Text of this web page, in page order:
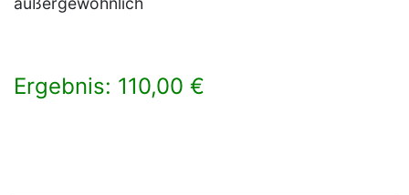
Ergebnis: 110,00 €